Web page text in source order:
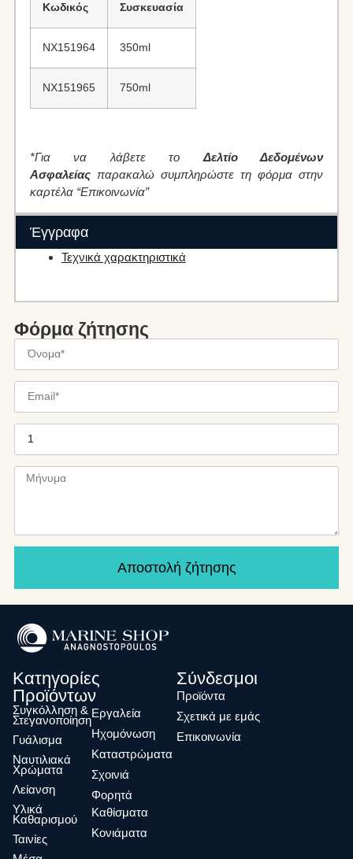
Κωδικός Συσκευασία
NX151964 350ml
NX151965 750ml
*Για να λάβετε τοΔελτίο Δεδομένων
Ασφαλείαςπαρακαλώ συμπληρώστε τη φόρμα στην
καρτέλα “Επικοινωνία”
Έγγραφα
Τεχνικά χαρακτηριστικά
Φόρμα ζήτησης
Αποστολή ζήτησης
Κατηγορίες
Προϊόντων
Συγκόλληση &
Στεγανοποίηση
Γυάλισμα
Ναυτιλιακά
Χρώματα
Λείανση
Υλικά
Καθαρισμού
Ταινίες
Eργαλεία
Ηχομόνωση
Καταστρώματα
Σχοινιά
Φορητά
Καθίσματα
Κονιάματα
Σύνδεσμοι
Προϊόντα
Σχετικά με εμάς
Επικοινωνία